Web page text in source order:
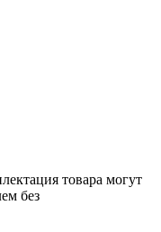
товара могут
без